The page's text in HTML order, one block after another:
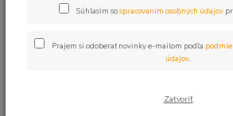
Súhlasím sospracovaním osobných údajov
Prajem si odoberať novinky e-mailom podľa
údajov
Zatvoriť